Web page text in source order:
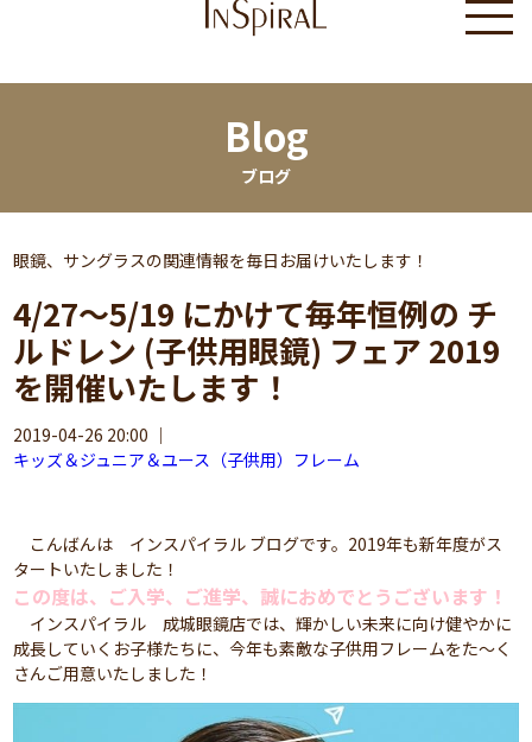
Blog
ブログ
眼鏡、サングラスの関連情報を毎日お届けいたします！
4/27～5/19 にかけて毎年恒例の チ
ルドレン (子供用眼鏡) フェア 2019
を開催いたします！
2019-04-26 20:00 ｜
キッズ＆ジュニア＆ユース（子供用）フレーム
こんばんは インスパイラル ブログです。2019年も新年度がス
タートいたしました！
この度は、ご入学、ご進学、誠におめでとうございます！
インスパイラル 成城眼鏡店では、輝かしい未来に向け健やかに
成長していくお子様たちに、今年も素敵な子供用フレームをた～く
さんご用意いたしました！